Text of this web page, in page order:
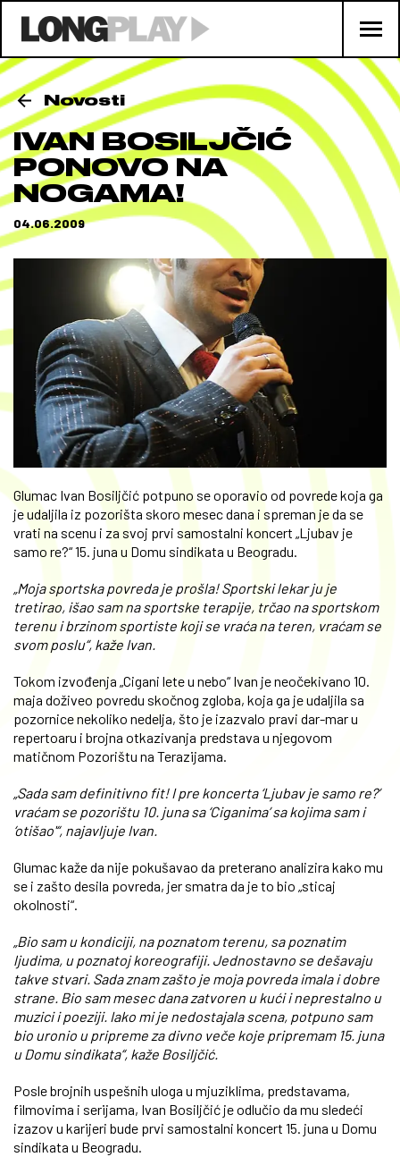
Novosti
IVAN BOSILJČIĆ
PONOVO NA
NOGAMA!
04.06.2009
Glumac Ivan Bosiljčić potpuno se oporavio od povrede koja ga
je udaljila iz pozorišta skoro mesec dana i spreman je da se
vrati na scenu i za svoj prvi samostalni koncert „Ljubav je
samo re?“ 15. juna u Domu sindikata u Beogradu.
„Moja sportska povreda je prošla! Sportski lekar ju je
tretirao, išao sam na sportske terapije, trčao na sportskom
terenu i brzinom sportiste koji se vraća na teren, vraćam se
svom poslu“, kaže Ivan.
Tokom izvođenja „Cigani lete u nebo“ Ivan je neočekivano 10.
maja doživeo povredu skočnog zgloba, koja ga je udaljila sa
pozornice nekoliko nedelja, što je izazvalo pravi dar-mar u
repertoaru i brojna otkazivanja predstava u njegovom
matičnom Pozorištu na Terazijama.
„Sada sam definitivno fit! I pre koncerta ‘Ljubav je samo re?’
vraćam se pozorištu 10. juna sa ‘Ciganima’ sa kojima sam i
‘otišao'“, najavljuje Ivan.
Glumac kaže da nije pokušavao da preterano analizira kako mu
se i zašto desila povreda, jer smatra da je to bio „sticaj
okolnosti“.
„Bio sam u kondiciji, na poznatom terenu, sa poznatim
ljudima, u poznatoj koreografiji. Jednostavno se dešavaju
takve stvari. Sada znam zašto je moja povreda imala i dobre
strane. Bio sam mesec dana zatvoren u kući i neprestalno u
muzici i poeziji. Iako mi je nedostajala scena, potpuno sam
bio uronio u pripreme za divno veče koje pripremam 15. juna
u Domu sindikata“, kaže Bosiljčić.
Posle brojnih uspešnih uloga u mjuziklima, predstavama,
filmovima i serijama, Ivan Bosiljčić je odlučio da mu sledeći
izazov u karijeri bude prvi samostalni koncert 15. juna u Domu
sindikata u Beogradu.